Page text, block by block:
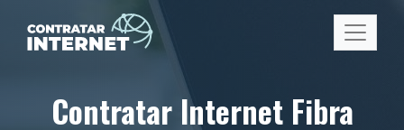
Contratar Internet Fibra